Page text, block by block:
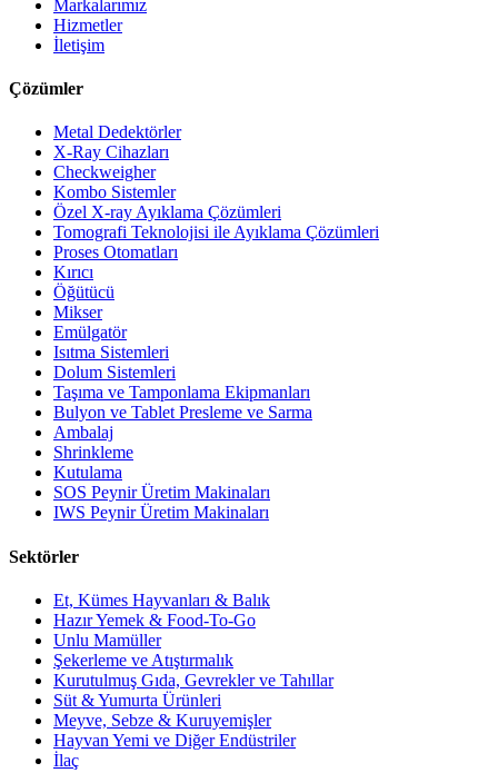
Markalarımız
Hizmetler
İletişim
Çözümler
Metal Dedektörler
X-Ray Cihazları
Checkweigher
Kombo Sistemler
Özel X-ray Ayıklama Çözümleri
Tomografi Teknolojisi ile Ayıklama Çözümleri
Proses Otomatları
Kırıcı
Öğütücü
Mikser
Emülgatör
Isıtma Sistemleri
Dolum Sistemleri
Taşıma ve Tamponlama Ekipmanları
Bulyon ve Tablet Presleme ve Sarma
Ambalaj
Shrinkleme
Kutulama
SOS Peynir Üretim Makinaları
IWS Peynir Üretim Makinaları
Sektörler
Et, Kümes Hayvanları & Balık
Hazır Yemek & Food-To-Go
Unlu Mamüller
Şekerleme ve Atıştırmalık
Kurutulmuş Gıda, Gevrekler ve Tahıllar
Süt & Yumurta Ürünleri
Meyve, Sebze & Kuruyemişler
Hayvan Yemi ve Diğer Endüstriler
İlaç